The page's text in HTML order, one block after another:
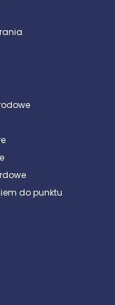
do punktu